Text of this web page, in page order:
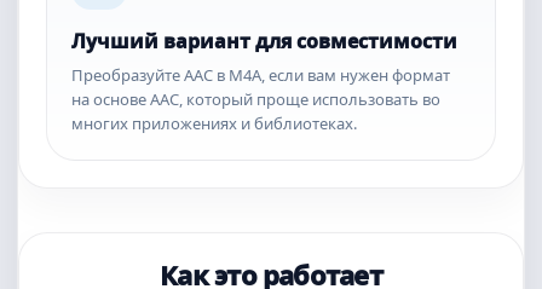
Лучший вариант для совместимости
Преобразуйте AAC в M4A, если вам нужен формат
на основе AAC, который проще использовать во
многих приложениях и библиотеках.
Как это работает